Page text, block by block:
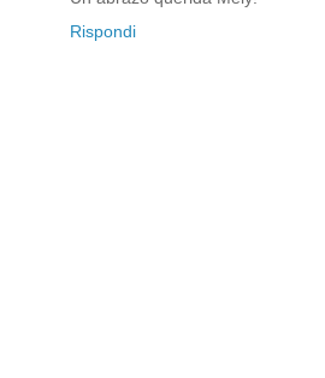
Rispondi